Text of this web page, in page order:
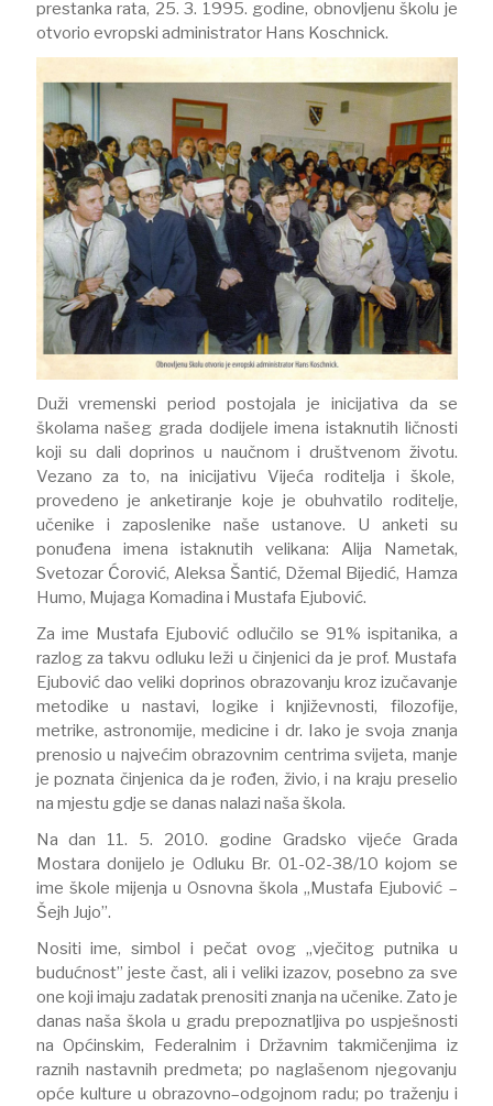
prestanka rata, 25. 3. 1995. godine, obnovljenu školu je
otvorio evropski administrator Hans Koschnick.
Duži vremenski period postojala je inicijativa da se
školama našeg grada dodijele imena istaknutih ličnosti
koji su dali doprinos u naučnom i društvenom životu.
Vezano za to, na inicijativu Vijeća roditelja i škole,
provedeno je anketiranje koje je obuhvatilo roditelje,
učenike i zaposlenike naše ustanove. U anketi su
ponuđena imena istaknutih velikana: Alija Nametak,
Svetozar Ćorović, Aleksa Šantić, Džemal Bijedić, Hamza
Humo, Mujaga Komadina i Mustafa Ejubović.
Za ime Mustafa Ejubović odlučilo se 91% ispitanika, a
razlog za takvu odluku leži u činjenici da je prof. Mustafa
Ejubović dao veliki doprinos obrazovanju kroz izučavanje
metodike u nastavi, logike i književnosti, filozofije,
metrike, astronomije, medicine i dr. Iako je svoja znanja
prenosio u najvećim obrazovnim centrima svijeta, manje
je poznata činjenica da je rođen, živio, i na kraju preselio
na mjestu gdje se danas nalazi naša škola.
Na dan 11. 5. 2010. godine Gradsko vijeće Grada
Mostara donijelo je Odluku Br. 01-02-38/10 kojom se
ime škole mijenja u Osnovna škola „Mustafa Ejubović –
Šejh Jujo”.
Nositi ime, simbol i pečat ovog „vječitog putnika u
budućnost” jeste čast, ali i veliki izazov, posebno za sve
one koji imaju zadatak prenositi znanja na učenike. Zato je
danas naša škola u gradu prepoznatljiva po uspješnosti
na Općinskim, Federalnim i Državnim takmičenjima iz
raznih nastavnih predmeta; po naglašenom njegovanju
opće kulture u obrazovno–odgojnom radu; po traženju i